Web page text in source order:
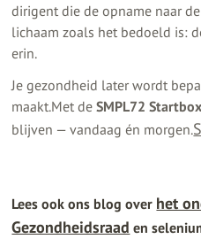
dirigent die de opname naar
lichaam zoals het bedoeld is:
erin.
Je gezondheid later wordt
maakt.Met deSMPL72 Startbox
blijven — vandaag én morgen.
Lees ook ons blog over het
Gezondheidsraad en